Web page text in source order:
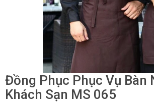
Đồng Phục Phục Vụ Bàn
Khách Sạn MS 065